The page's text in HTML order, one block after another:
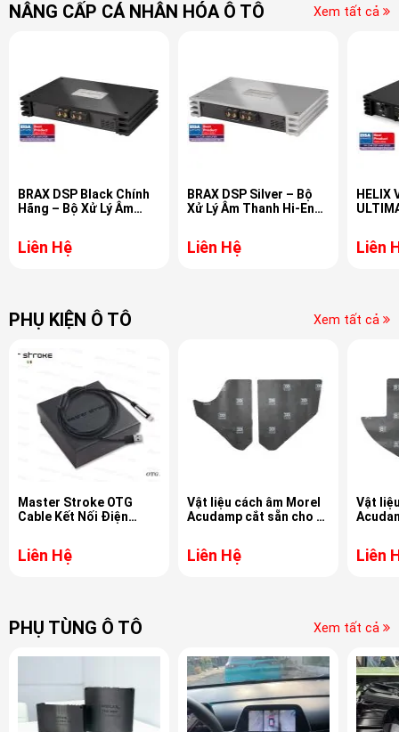
NÂNG CẤP CÁ NHÂN HÓA Ô TÔ Xem tất cả
BRAX DSP Black Chính
Hãng – Bộ Xử Lý Âm
Liên Hệ
BRAX DSP Silver – Bộ
Xử Lý Âm Thanh Hi-End
Liên Hệ
HELIX
Liên
PHỤ KIỆN Ô TÔ Xem tất cả
Master Stroke OTG
Cable Kết Nối Điện
Hi-Res
Liên Hệ
Vật liệu cách âm Morel
Acudamp cắt sẵn cho xe
Liên Hệ
Vật
Liên
PHỤ TÙNG Ô TÔ Xem tất cả